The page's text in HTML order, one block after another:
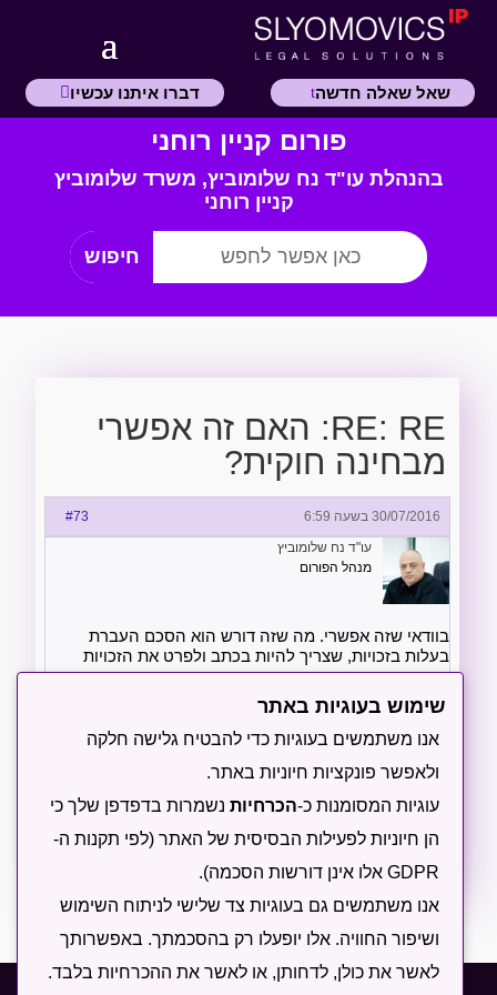
דברו איתנו עכשיו שאל שאלה חדשה
פורום קניין רוחני
בהנהלת עו"ד נח שלומוביץ, משרד שלומוביץ
קניין רוחני
RE: RE: האם זה אפשרי
מבחינה חוקית?
30/07/2016 בשעה 6:59
#73
עו"ד נח שלומוביץ
מנהל הפורום
בוודאי שזה אפשרי. מה שזה דורש הוא הסכם העברת
בעלות בזכויות, שצריך להיות בכתב ולפרט את הזכויות
המועברות.
השאלה היא אחרת, מה אתה מעוניין להשיג בפעולה הזו?
אני חושב שכדאי להגדיר מה התוצאה שאתה רוצה ואז
למצוא לה את הפרוצדורה המשפטית המתאימה ולא
אפשרי בהחלט, לא ניתן לדעת האם הוא עונה על הצרכים
שימוש בעוגיות באתר
אנו משתמשים בעוגיות כדי להבטיח גלישה חלקה
ולאפשר פונקציות חיוניות באתר.
עוגיות המסומנות כ-הכרחיותנשמרות בדפדפן שלך כי
הן חיוניות לפעילות הבסיסית של האתר (לפי תקנות ה-
GDPR אלו אינן דורשות הסכמה).
אנו משתמשים גם בעוגיות צד שלישי לניתוח השימוש
ושיפור החוויה. אלו יופעלו רק בהסכמתך. באפשרותך
לאשר את כולן, לדחותן, או לאשר את ההכרחיות בלבד.